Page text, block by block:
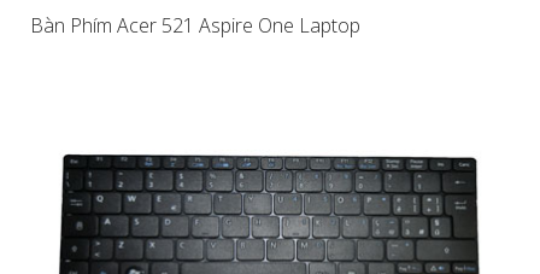
Bàn Phím Acer 521 Aspire One Laptop